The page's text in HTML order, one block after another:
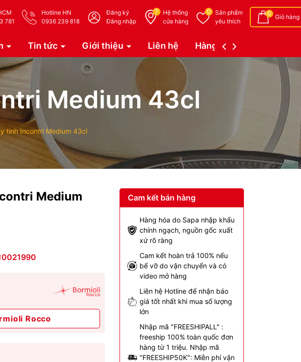
781
Hotline HN
0936 239 818
Đăng ký
Đăng nhập
7
Hệ thống
cửa hàng
0
Sản phẩm
yêu thích
0 Giỏ hàng
Tin tức Giới thiệu Liên hệ Hàng đặt trước (Coming
Medium 43cl
tinh Incontri Medium 43cl
Medium
Rocco
Cam kết bán hàng
Hàng hóa do Sapa nhập khẩu
chính ngạch, nguồn gốc xuất
xứ rõ ràng
Cam kết hoàn trả 100% nếu
bể vỡ do vận chuyển và có
video mở hàng
Liên hệ Hotline để nhận báo
giá tốt nhất khi mua số lượng
lớn
Nhập mã "FREESHIPALL" :
freeship 100% toàn quốc đơn
hàng từ 1 triệu. Nhập mã
"FREESHIP50K": Miễn phí vận